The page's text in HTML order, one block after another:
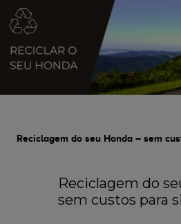
Reciclagem do seu Honda – sem
Reciclagem do
sem custos para si